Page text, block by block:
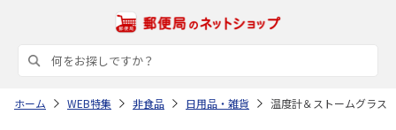
ホーム WEB特集 非食品 日用品・雑貨 温度計＆ストームグラス